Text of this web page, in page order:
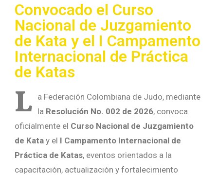
Convocado el Curso
Nacional de Juzgamiento
de Kata y el I Campamento
Internacional de Práctica
de Katas
L a Federación Colombiana de Judo, mediante
la Resolución No. 002 de 2026, convoca
oficialmente el Curso Nacional de Juzgamiento
de Kata y el I Campamento Internacional de
Práctica de Katas, eventos orientados a la
capacitación, actualización y fortalecimiento